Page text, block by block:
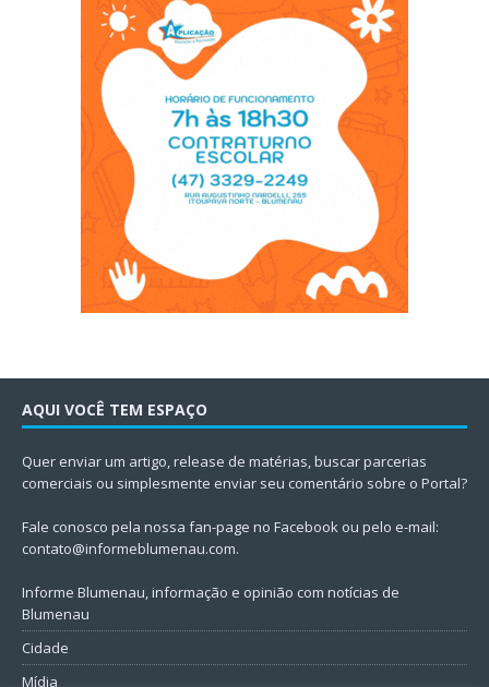
AQUI VOCÊ TEM ESPAÇO
Quer enviar um artigo, release de matérias, buscar parcerias
comerciais ou simplesmente enviar seu comentário sobre o Portal?
Fale conosco pela nossa fan-page no Facebook ou pelo e-mail:
contato@informeblumenau.com.
Informe Blumenau, informação e opinião com notícias de
Blumenau
Cidade
Mídia